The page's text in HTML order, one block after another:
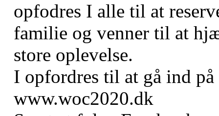
opfodres I alle til at
familie og venner til at
store oplevelse.
I opfordres til at gå ind på
www.woc2020.dk